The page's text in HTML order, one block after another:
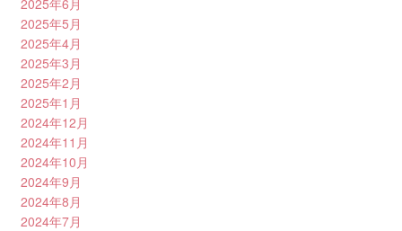
2025年5月
2025年4月
2025年3月
2025年2月
2025年1月
2024年12月
2024年11月
2024年10月
2024年9月
2024年8月
2024年7月